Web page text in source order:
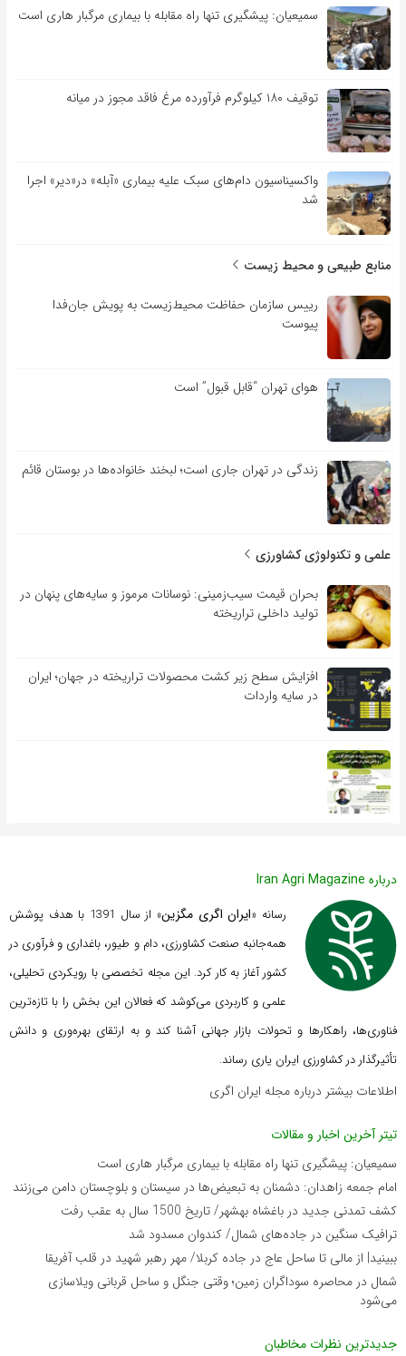
سمیعیان: پیشگیری تنها راه مقابله با بیماری مرگبار هاری است
توقیف ۱۸۰ کیلوگرم فرآورده مرغ فاقد مجوز در میانه
واکسیناسیون دام‌های سبک علیه بیماری «آبله» در«دیر» اجرا
شد
منابع طبیعی و محیط زیست
رییس سازمان حفاظت محیط‌زیست به پویش جان‌فدا
پیوست
هوای تهران “قابل قبول” است
زندگی در تهران جاری است؛ لبخند خانواده‌ها در بوستان قائم
علمی و تکنولوژی کشاورزی
بحران قیمت سیب‌زمینی: نوسانات مرموز و سایه‌های پنهان در
تولید داخلی تراریخته
افزایش سطح زیر کشت محصولات تراریخته در جهان؛ ایران
در سایه واردات
درباره Iran Agri Magazine
رسانه «ایران اگری مگزین
» از سال 1391 با هدف پوشش
همه‌جانبه صنعت کشاورزی، دام و طیور، باغداری و فرآوری در
کشور آغاز به کار کرد. این مجله تخصصی با رویکردی تحلیلی،
علمی و کاربردی می‌کوشد که فعالان این بخش را با تازه‌ترین
فناوری‌ها، راهکارها و تحولات بازار جهانی آشنا کند و به ارتقای بهره‌وری و دانش
تأثیرگذار در کشاورزی ایران یاری رساند.
اطلاعات بیشتر درباره مجله ایران اگری
تیتر آخرین اخبار و مقالات
سمیعیان: پیشگیری تنها راه مقابله با بیماری مرگبار هاری است
امام جمعه زاهدان: دشمنان به تبعیض‌ها در سیستان و بلوچستان دامن می‌زنند
کشف تمدنی جدید در باغشاه بهشهر/ تاریخ 1500 سال به عقب رفت
ترافیک سنگین در جاده‌های شمال/ کندوان مسدود شد
ببینید| از مالی تا ساحل عاج در جاده کربلا/ مهر رهبر شهید در قلب آفریقا
شمال در محاصره سوداگران زمین؛ وقتی جنگل و ساحل قربانی ویلاسازی
می‌شود
جدیدترین نظرات مخاطبان